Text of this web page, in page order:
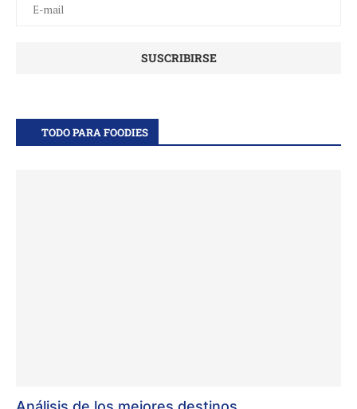
TODO PARA FOODIES